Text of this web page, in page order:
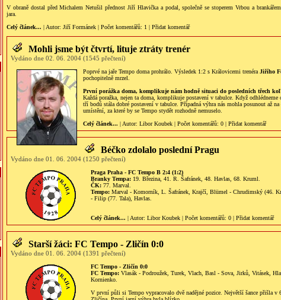
V obraně dostal před Michalem Netušil přednost Jiří Hlavička a podal, společně se stoperem Vrbou a
jara.
Celý článek... | Autor: Jiří Formánek | Počet komentářů: 1 | Přidat komentář
Mohli jsme být čtvrtí, lituje ztráty trenér
Vydáno dne 02. 06. 2004 (1545 přečtení)
Poprvé na jaře Tempo doma prohrálo. Výsledek 1:2 s Královicemi trenéra Jiřího
pochopitelně mrzel.
První porážka doma, komplikuje nám hodně situaci do posledních třech
Každá poražka, nejen ta doma, komplikuje postavení v tabulce. Když odhlédneme
tří bodů stála dobré postavení v tabulce. Případná výhra nás mohla posunout až
umístění, za které by se Tempo stydět rozhodně nemuselo.
Celý článek... | Autor: Libor Koubek | Počet komentářů: 0 | Přidat komentář
Béčko zdolalo poslední Pragu
Vydáno dne 01. 06. 2004 (1250 přečtení)
Praga Praha - FC Tempo B 2:4 (1:2)
Branky Tempa: 19. Březina, 41. R. Šafránek, 48. Havlas, 68. Kruml.
ČK: 77. Marval.
Tempo: Marval - Komorník, L. Šafránek, Krajčí, Blümel - Chrudimský (46.
- Filip (77. Tala), Havlas.
Celý článek... | Autor: Libor Koubek | Počet komentářů: 0 | Přidat komentář
Starší žáci: FC Tempo - Zličín 0:0
Vydáno dne 01. 06. 2004 (1391 přečtení)
FC Tempo - Zličín 0:0
FC Tempo: Vlasák - Podroužek, Turek, Vlach, Basl - Sova, Jirků, Vitásek,
Kornienko.
V první půli si Tempo vypracovalo dvě nadějné pozice. Největší šance přišla